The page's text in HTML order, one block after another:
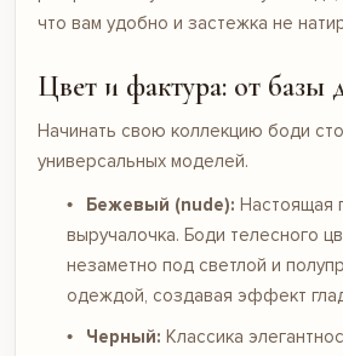
что вам удобно и застежка не
Цвет и фактура: от базы
Начинать свою коллекцию боди
универсальных моделей.
Бежевый (nude): Настоящая
выручалочка. Боди телесного
незаметно под светлой и
одеждой, создавая эффект
Черный: Классика